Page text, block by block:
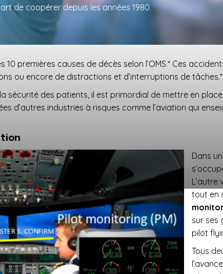
de coopérer depuis les années 1980.
10 premières causes de décès selon l’OMS.* Ces
ou encore de distractions et d’interruptions de tâches.*
sécurité des patients, il est primordial de mettre en
d’autres industries à risques comme l’aviation qui
Dans
L’autre
tout en
sur ses
pilot
Tous